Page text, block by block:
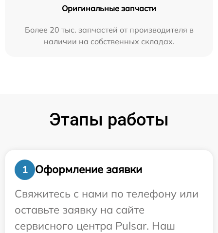
Оригинальные запчасти
Более 20 тыс. запчастей от производителя в
наличии на собственных складах.
Этапы работы
1
Оформление заявки
Свяжитесь с нами по телефону или
оставьте заявку на сайте
сервисного центра Pulsar. Наш